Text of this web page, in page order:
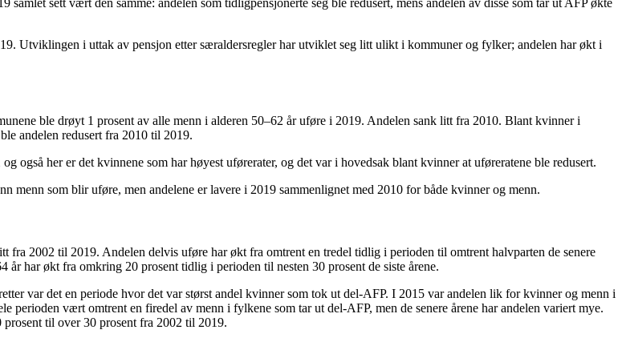
Utviklingen i uttak av pensjon etter særaldersregler har utviklet seg litt ulikt i kommuner og fylker; andelen har økt i
ble drøyt 1 prosent av alle menn i alderen 50–62 år uføre i 2019. Andelen sank litt fra 2010. Blant kvinner i
andelen redusert fra 2010 til 2019.
også her er det kvinnene som har høyest uførerater, og det var i hovedsak blant kvinner at uføreratene ble redusert.
menn som blir uføre, men andelene er lavere i 2019 sammenlignet med 2010 for både kvinner og menn.
2002 til 2019. Andelen delvis uføre har økt fra omtrent en tredel tidlig i perioden til omtrent halvparten de senere
har økt fra omkring 20 prosent tidlig i perioden til nesten 30 prosent de siste årene.
var det en periode hvor det var størst andel kvinner som tok ut del-AFP. I 2015 var andelen lik for kvinner og menn i
perioden vært omtrent en firedel av menn i fylkene som tar ut del-AFP, men de senere årene har andelen variert mye.
til over 30 prosent fra 2002 til 2019.